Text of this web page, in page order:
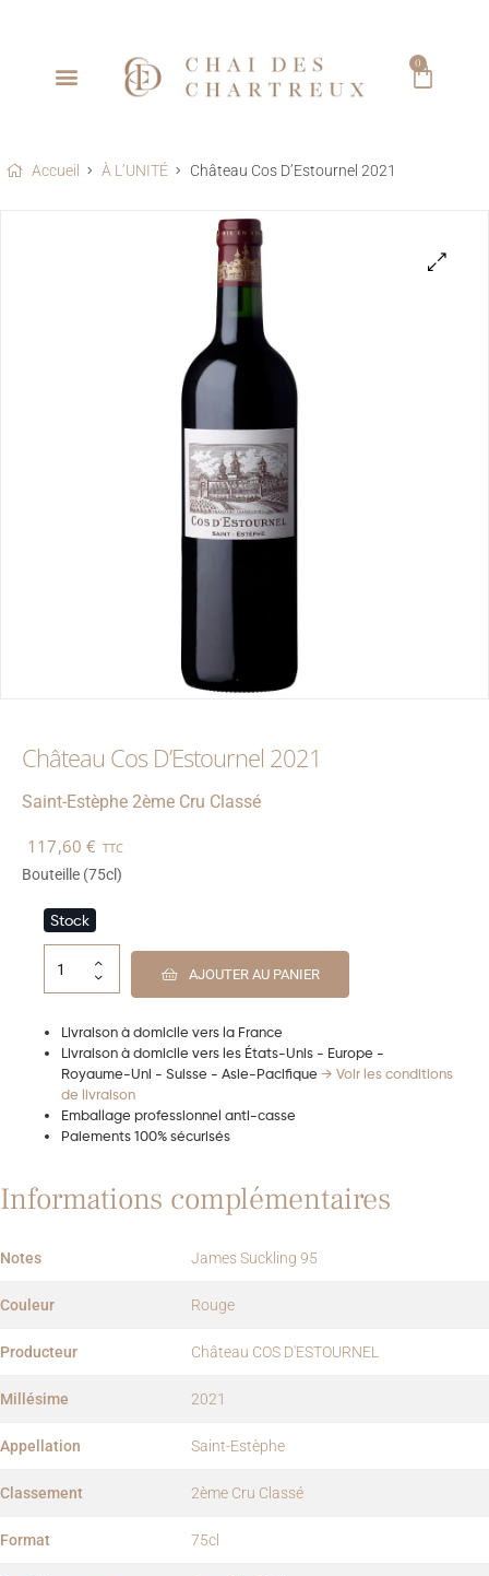
0
Accueil À L’UNITÉ Château Cos D’Estournel 2021
Château Cos D’Estournel 2021
Saint-Estèphe 2ème Cru Classé
117,60€ TTC
Bouteille (75cl)
Stock
AJOUTER AU PANIER
Livraison à domicile vers la France
Livraison à domicile vers les États-Unis - Europe -
Royaume-Uni - Suisse - Asie-Pacifique → Voir les conditions
de livraison
Emballage professionnel anti-casse
Paiements 100% sécurisés
Informations complémentaires
Notes James Suckling 95
Couleur Rouge
Producteur Château COS D'ESTOURNEL
Millésime 2021
Appellation Saint-Estèphe
Classement 2ème Cru Classé
Format 75cl